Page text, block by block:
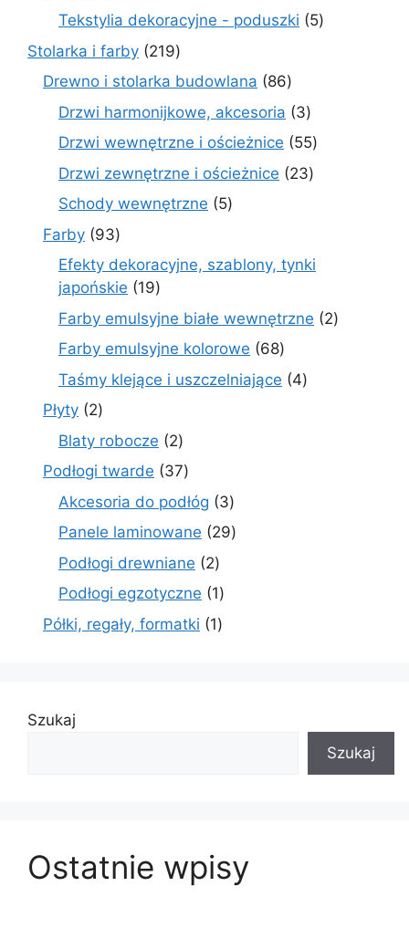
produktów
Tekstylia dekoracyjne - poduszki 55
Stolarka i farby 219219
produktów
Drewno i stolarka budowlana 8686
produktów
Drzwi harmonijkowe, akcesoria 33
produkty
Drzwi wewnętrzne i ościeżnice 5555
produktów
Drzwi zewnętrzne i ościeżnice 2323
Schody wewnętrzne 55
Farby 9393
produkty
Efekty dekoracyjne, szablony, tynki
japońskie
1919
produktów
Farby emulsyjne białe wewnętrzne 22
Farby emulsyjne kolorowe 6868
produktów
Taśmy klejące i uszczelniające 44
Płyty 22
produkty
Blaty robocze 22
produkty
Podłogi twarde 3737
produktów
Akcesoria do podłóg 33
produkty
Panele laminowane 2929
Podłogi drewniane 22
produkty
Podłogi egzotyczne 11
produkt
Półki, regały, formatki 11
Szukaj
Szukaj
Ostatnie wpisy